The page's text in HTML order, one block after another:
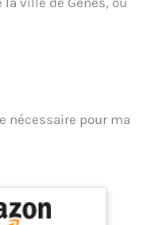
nécessaire pour ma